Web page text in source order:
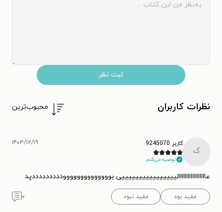
ثبت نظر
نظرات کاربران محبوب‌ترین
ک
کاربر 9245070
توصیه می‌کنم.
۱۴۰۳/۱۲/۱۹
عاااااااااااااااااالییییییییییییییییی بوووووووووووووودددددددددپد
مفید بود مفید نبود ۰